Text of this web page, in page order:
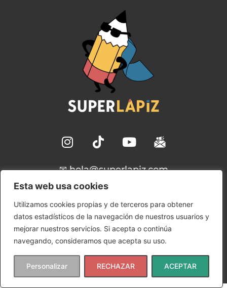
Esta web usa cookies
Utilizamos cookies propias y de terceros para obtener
datos estadísticos de la navegación de nuestros usuarios y
mejorar nuestros servicios. Si acepta o continúa
navegando, consideramos que acepta su uso.
Personalizar RECHAZAR ACEPTAR
✉ hola@superlapiz.com
Política de Cookies
Política de Privacidad
Condiciones de uso
Copyright © 2024 SuperLápiz | Ana María Gómez
Rudilla